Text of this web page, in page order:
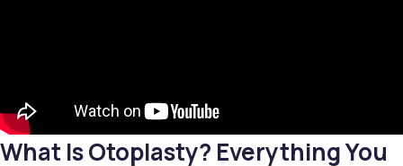
What Is Otoplasty? Everything You